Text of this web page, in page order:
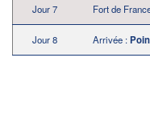
Jour 7 Fort de
Jour 8 Arrivée :